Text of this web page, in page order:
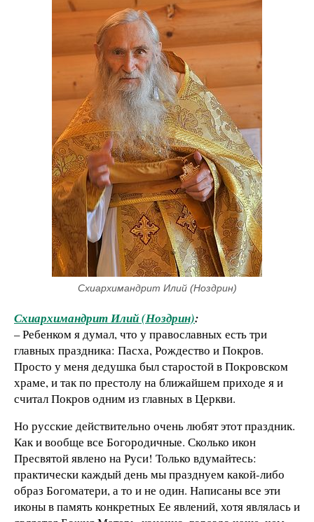
Схиархимандрит Илий (Ноздрин)
Схиархимандрит Илий (Ноздрин):
– Ребенком я думал, что у православных есть три
главных праздника: Пасха, Рождество и Покров.
Просто у меня дедушка был старостой в Покровском
храме, и так по престолу на ближайшем приходе я и
считал Покров одним из главных в Церкви.
Но русские действительно очень любят этот праздник.
Как и вообще все Богородичные. Сколько икон
Пресвятой явлено на Руси! Только вдумайтесь:
практически каждый день мы празднуем какой-либо
образ Богоматери, а то и не один. Написаны все эти
иконы в память конкретных Ее явлений, хотя являлась и